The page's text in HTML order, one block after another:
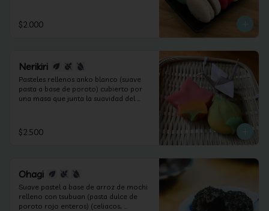
$2.000
Nerikiri
Pasteles rellenos anko blanco (suave
pasta a base de poroto) cubierto por
una masa que junta la suavidad del
(apto celiacos, veganos y sin lactosa).
$2.500
Ohagi
Suave pastel a base de arroz de mochi
relleno con tsubuan (pasta dulce de
poroto rojo enteros) (celiacos,